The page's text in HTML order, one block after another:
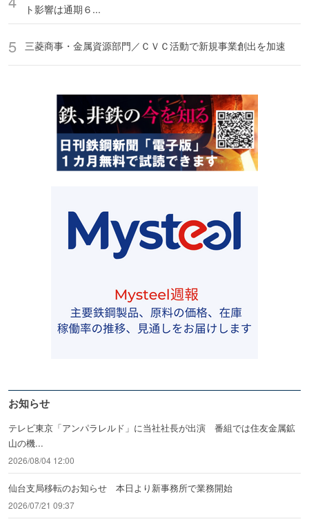
ト影響は通期６...
三菱商事・金属資源部門／ＣＶＣ活動で新規事業創出を加速
お知らせ
テレビ東京「アンパラレルド」に当社社長が出演 番組では住友金属鉱
山の機...
2026/08/04 12:00
仙台支局移転のお知らせ 本日より新事務所で業務開始
2026/07/21 09:37